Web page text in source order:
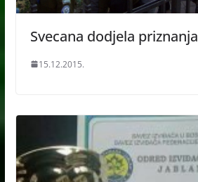
Svecana dodjela priznanja
15.12.2015.